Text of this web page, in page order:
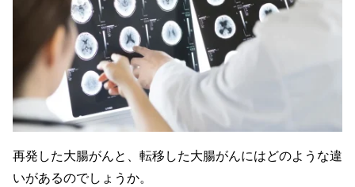
再発した大腸がんと、転移した大腸がんにはどのような違
いがあるのでしょうか。